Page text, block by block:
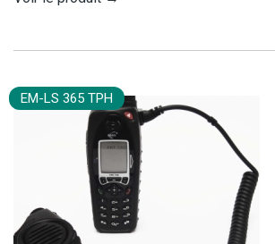
EM-LS 365 TPH